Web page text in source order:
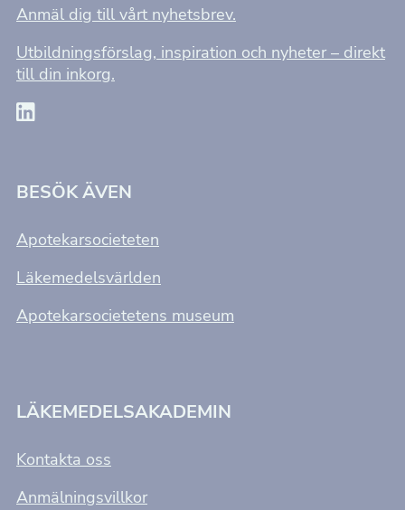
Anmäl dig till vårt nyhetsbrev.
Utbildningsförslag, inspiration och nyheter – direkt
till din inkorg.
BESÖK ÄVEN
Apotekarsocieteten
Läkemedelsvärlden
Apotekarsocietetens museum
LÄKEMEDELSAKADEMIN
Kontakta oss
Anmälningsvillkor